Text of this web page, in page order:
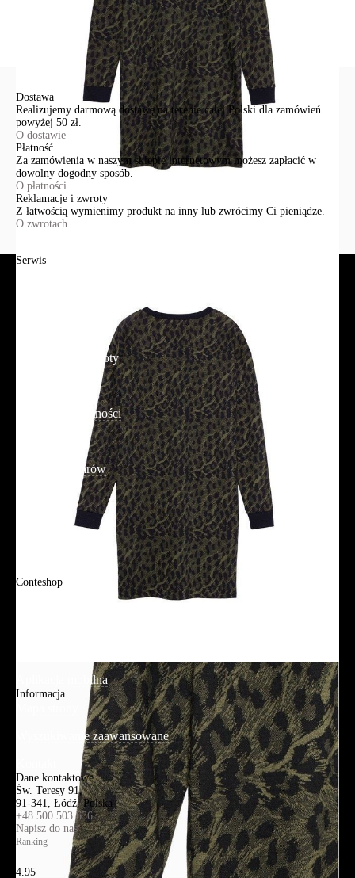
Dostawa
Realizujemy darmową dostawę na terenie całej Polski dla zamówień
powyżej 50 zł.
O dostawie
Płatność
Za zamówienia w naszym sklepie internetowym możesz zapłacić w
dowolny dogodny sposób.
O płatności
Reklamacje i zwroty
Z łatwością wymienimy produkt na inny lub zwrócimy Ci pieniądze.
O zwrotach
Serwis
Reklamacje i zwroty
Polityka prywatności
Tabela rozmiarów
Conteshop
Aplikacja mobilna
Informacja
Wyszukiwanie zaawansowane
Dane kontaktowe
Św. Teresy 91,
91-341, Łódź, Polska
+48 500 503 636
Napisz do nas
Ranking
4.95